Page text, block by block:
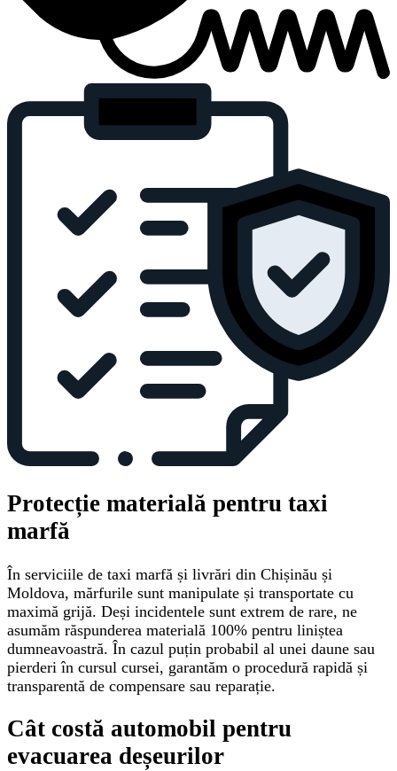
Protecție materială pentru taxi
marfă
În serviciile de taxi marfă și livrări din Chișinău și
Moldova, mărfurile sunt manipulate și transportate cu
maximă grijă. Deși incidentele sunt extrem de rare, ne
asumăm răspunderea materială 100% pentru liniștea
dumneavoastră. În cazul puțin probabil al unei daune sau
pierderi în cursul cursei, garantăm o procedură rapidă și
transparentă de compensare sau reparație.
Cât costă automobil pentru
evacuarea deșeurilor